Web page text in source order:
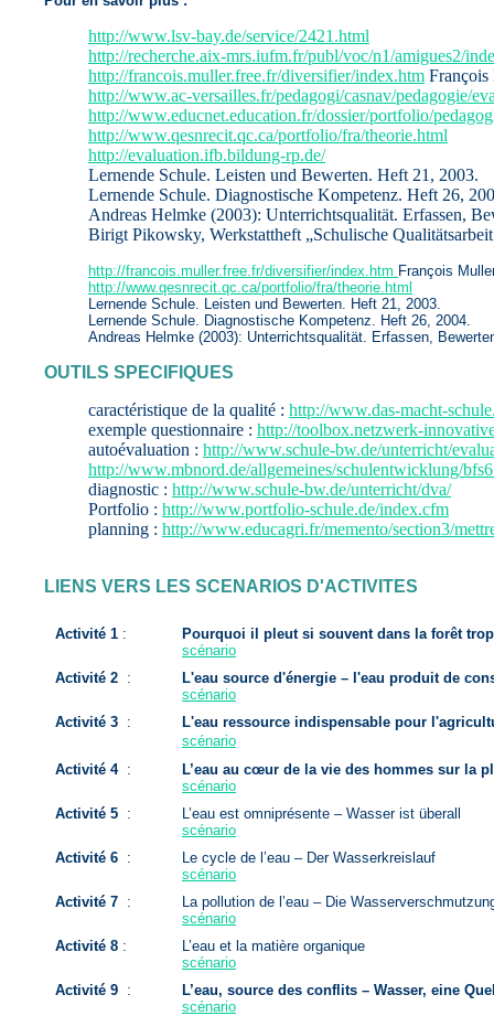
http://www.lsv-bay.de/service/2421.html
http://recherche.aix-mrs.iufm.fr/publ/voc/n1/amigues2/
http://francois.muller.free.fr/diversifier/index.htm
http://www.ac-versailles.fr/pedagogi/casnav/pedagogie/
http://www.educnet.education.fr/dossier/portfolio/
http://www.qesnrecit.qc.ca/portfolio/fra/theorie.html
http://evaluation.ifb.bildung-rp.de/
Lernende Schule. Leisten und Bewerten. Heft 21, 2003.
Lernende Schule. Diagnostische Kompetenz. Heft 26,
Andreas Helmke (2003): Unterrichtsqualität. Erfassen,
Birigt Pikowsky, Werkstattheft „Schulische
http://francois.muller.free.fr/diversifier/index.htm François
http://www.qesnrecit.qc.ca/portfolio/fra/theorie.html
Lernende Schule. Leisten und Bewerten. Heft 21, 2003.
Lernende Schule. Diagnostische Kompetenz. Heft 26, 2004.
Andreas Helmke (2003): Unterrichtsqualität. Erfassen,
OUTILS SPECIFIQUES
caractéristique de la qualité : http://www.das-macht-
exemple questionnaire : http://toolbox.netzwerk-
autoévaluation : http://www.schule-bw.de/unterricht/
http://www.mbnord.de/allgemeines/schulentwicklung/
diagnostic : http://www.schule-bw.de/unterricht/dva/
Portfolio : http://www.portfolio-schule.de/index.cfm
planning : http://www.educagri.fr/memento/section3/
LIENS VERS LES SCENARIOS D'ACTIVITES
Activité 1 :
Pourquoi il pleut si souvent dans la forêt
scénario
Activité 2 :
L'eau source d'énergie – l'eau produit de
scénario
Activité 3 :
L'eau ressource indispensable pour
scénario
Activité 4 :
L’eau au cœur de la vie des hommes sur la
scénario
Activité 5 :
L’eau est omniprésente – Wasser ist überall
scénario
Activité 6 :
Le cycle de l’eau – Der Wasserkreislauf
scénario
Activité 7 :
La pollution de l’eau – Die
scénario
Activité 8 :
L’eau et la matière organique
scénario
Activité 9 :
L’eau, source des conflits – Wasser, eine
scénario